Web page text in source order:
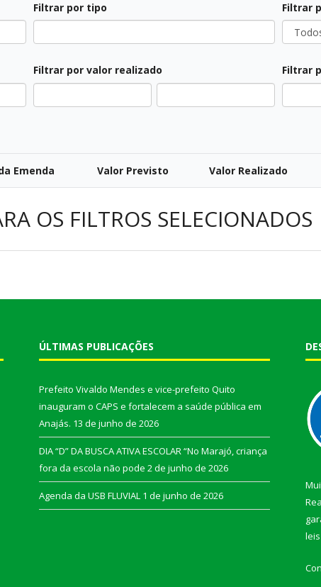
Filtrar por tipo
Filtrar
Todos
Filtrar por valor realizado
Filtrar
Emenda Valor Previsto Valor Realizado
OS FILTROS SELECIONADOS
ÚLTIMAS PUBLICAÇÕES
Prefeito Vivaldo Mendes e vice-prefeito Quito
inauguram o CAPS e fortalecem a saúde pública em
Anajás. 13 de junho de 2026
DIA “D” DA BUSCA ATIVA ESCOLAR “No Marajó, criança
fora da escola não pode 2 de junho de 2026
Agenda da USB FLUVIAL 1 de junho de 2026